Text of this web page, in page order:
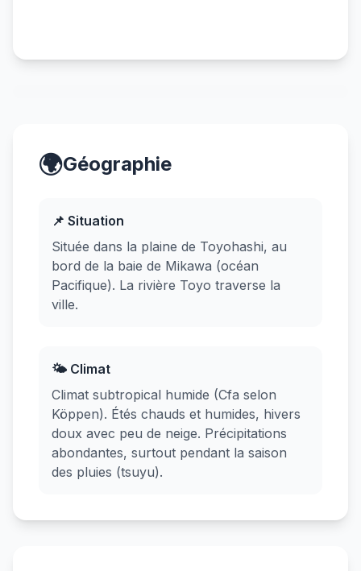
🌍Géographie
📌 Situation
Située dans la plaine de Toyohashi, au
bord de la baie de Mikawa (océan
Pacifique). La rivière Toyo traverse la
ville.
🌤️ Climat
Climat subtropical humide (Cfa selon
Köppen). Étés chauds et humides, hivers
doux avec peu de neige. Précipitations
abondantes, surtout pendant la saison
des pluies (tsuyu).